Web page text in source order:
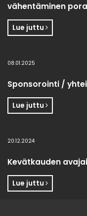
vähentäminen
Lue juttu
08.01.2025
Sponsorointi /
Lue juttu
20.12.2024
Kevätkauden
Lue juttu